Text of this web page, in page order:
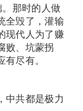
。那时的人做
全毁了，灌输
现代人为了赚
败、坑蒙拐
尽有。
中共都是极力